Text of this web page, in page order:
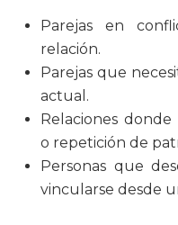
Parejas en
relación.
Parejas que
actual.
Relaciones
o repetición de
Personas que
vincularse desde